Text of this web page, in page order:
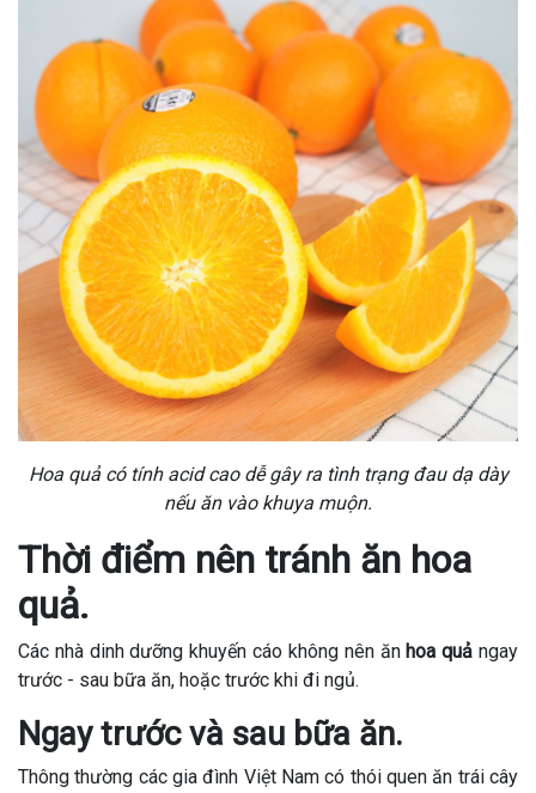
Hoa quả có tính acid cao dễ gây ra tình trạng đau dạ dày
nếu ăn vào khuya muộn.
Thời điểm nên tránh ăn hoa
quả.
Các nhà dinh dưỡng khuyến cáo không nên ănhoa quả ngay
trước - sau bữa ăn, hoặc trước khi đi ngủ.
Ngay trước và sau bữa ăn.
Thông thường các gia đình Việt Nam có thói quen ăn trái cây